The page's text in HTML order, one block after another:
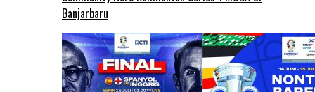
Banjarbaru